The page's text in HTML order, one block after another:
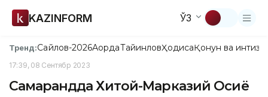
KAZINFORM ЎЗ
Тренд:Сайлов-2026АқордаТайинловҲодисаҚонун ва
17:39, 08 Сентябр 2023
Самарқандда Хитой-Марказий Осиё